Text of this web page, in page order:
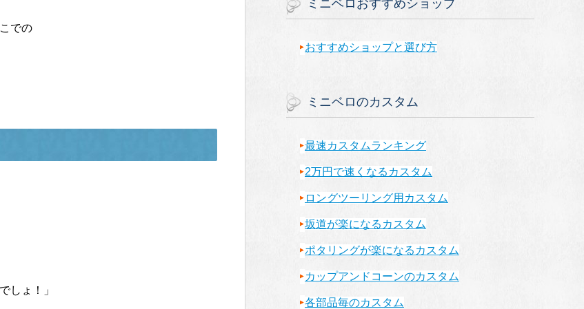
での
しょ！」
ミニベロおすすめショップ
おすすめショップと選び方
ミニベロのカスタム
最速カスタムランキング
2万円で速くなるカスタム
ロングツーリング用カスタム
坂道が楽になるカスタム
ポタリングが楽になるカスタム
カップアンドコーンのカスタム
各部品毎のカスタム